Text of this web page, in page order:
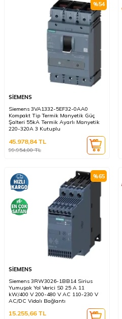
%54
SİEMENS
Siemens 3VA1332-5EF32-0AA0
Kompakt Tip Termik Manyetik Güç
Şalteri 55kA Termik Ayarlı Manyetik
220-320A 3 Kutuplu
99.954,00TL
45.978,84TL
%65
SİEMENS
Siemens 3RW3026-1BB14 Sirius
Yumuşak Yol Verici S0 25 A 11
kW/400 V 200-480 V AC 110-230 V
AC/DC Vidalı Bağlantı
15.255,66TL